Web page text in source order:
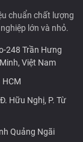
chuẩn chất lượng
lớn và nhỏ.
248 Trần Hưng
Việt Nam
HCM
Hữu Nghị, P. Từ
Quảng Ngãi